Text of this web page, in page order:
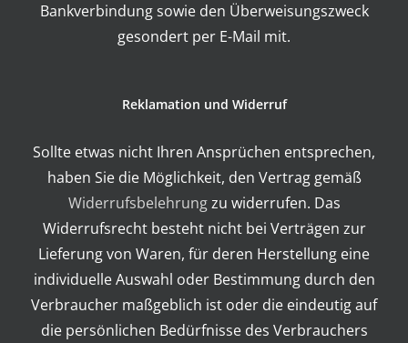
Bankverbindung sowie den Überweisungszweck
gesondert per E-Mail mit.
Reklamation und Widerruf
Sollte etwas nicht Ihren Ansprüchen entsprechen,
haben Sie die Möglichkeit, den Vertrag gemäß
Widerrufsbelehrungzu widerrufen. Das
Widerrufsrecht besteht nicht bei Verträgen zur
Lieferung von Waren, für deren Herstellung eine
individuelle Auswahl oder Bestimmung durch den
Verbraucher maßgeblich ist oder die eindeutig auf
die persönlichen Bedürfnisse des Verbrauchers